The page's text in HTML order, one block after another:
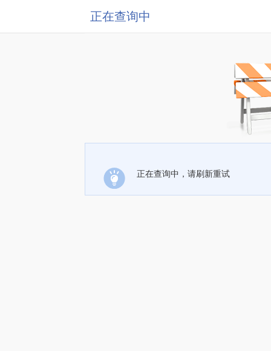
正在查询中
正在查询中，请刷新重试